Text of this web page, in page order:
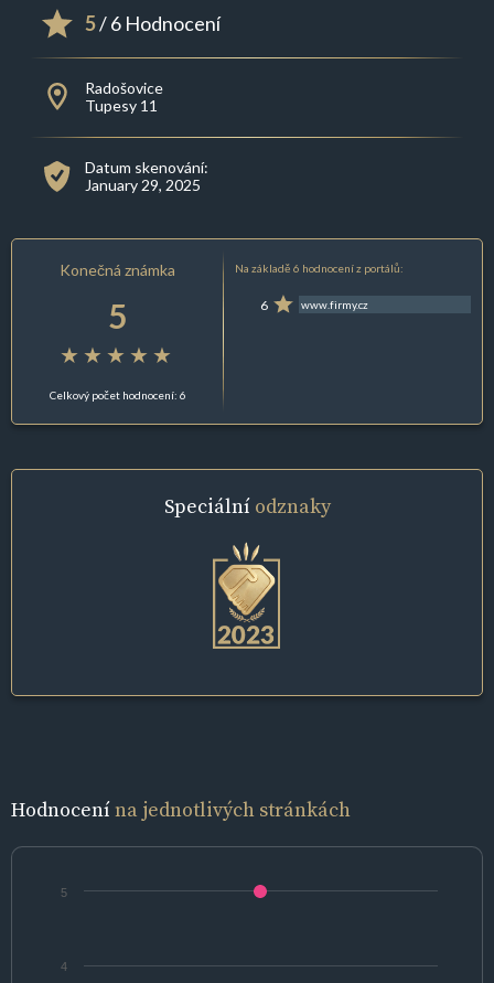
5/ 6 Hodnocení
Radošovice
Tupesy 11
Datum skenování:
January 29, 2025
Konečná známka
5
Celkový počet hodnocení: 6
Na základě 6 hodnocení z portálů:
6 www.firmy.cz
Speciální odznaky
Hodnocenína jednotlivých stránkách
4
5